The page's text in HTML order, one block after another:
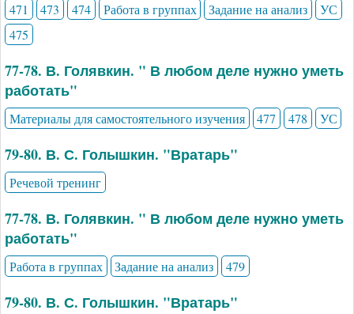
471
473 474 Работа в группах Задание на анализ
УС
475
77-78. В. Голявкин. " В любом деле нужно уметь
работать"
Материалы для самостоятельного изучения 477 478 УС
79-80. В. С. Голышкин. "Вратарь"
Речевой тренинг
77-78. В. Голявкин. " В любом деле нужно уметь
работать"
Работа в группах Задание на анализ 479
79-80. В. С. Голышкин. "Вратарь"